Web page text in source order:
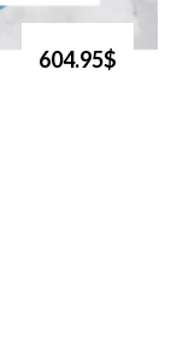
604.95$